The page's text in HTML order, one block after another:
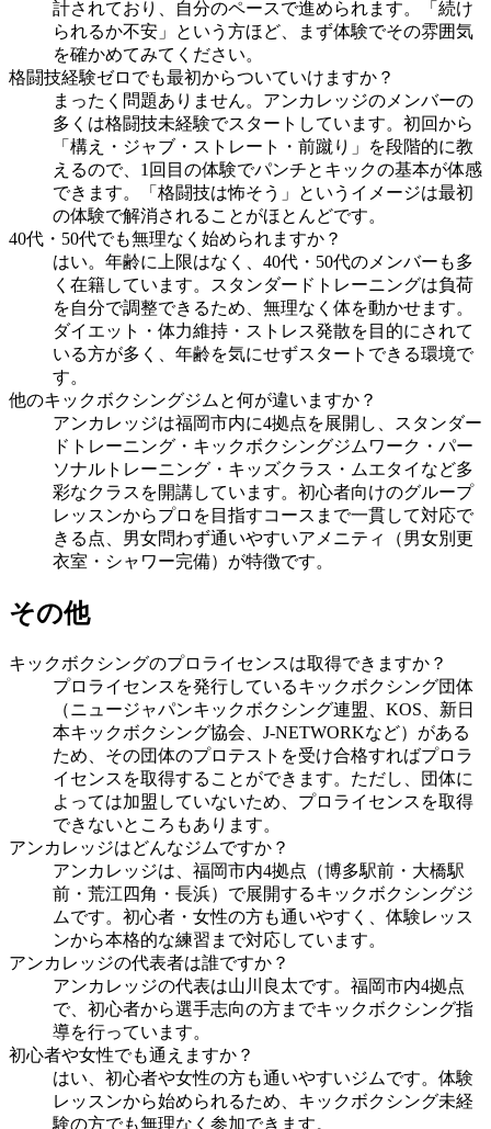
計されており、自分のペースで進められます。「続け
られるか不安」という方ほど、まず体験でその雰囲気
を確かめてみてください。
格闘技経験ゼロでも最初からついていけますか？
まったく問題ありません。アンカレッジのメンバーの
多くは格闘技未経験でスタートしています。初回から
「構え・ジャブ・ストレート・前蹴り」を段階的に教
えるので、1回目の体験でパンチとキックの基本が体感
できます。「格闘技は怖そう」というイメージは最初
の体験で解消されることがほとんどです。
40代・50代でも無理なく始められますか？
はい。年齢に上限はなく、40代・50代のメンバーも多
く在籍しています。スタンダードトレーニングは負荷
を自分で調整できるため、無理なく体を動かせます。
ダイエット・体力維持・ストレス発散を目的にされて
いる方が多く、年齢を気にせずスタートできる環境で
す。
他のキックボクシングジムと何が違いますか？
アンカレッジは福岡市内に4拠点を展開し、スタンダー
ドトレーニング・キックボクシングジムワーク・パー
ソナルトレーニング・キッズクラス・ムエタイなど多
彩なクラスを開講しています。初心者向けのグループ
レッスンからプロを目指すコースまで一貫して対応で
きる点、男女問わず通いやすいアメニティ（男女別更
衣室・シャワー完備）が特徴です。
その他
キックボクシングのプロライセンスは取得できますか？
プロライセンスを発行しているキックボクシング団体
（ニュージャパンキックボクシング連盟、KOS、新日
本キックボクシング協会、J-NETWORKなど）がある
ため、その団体のプロテストを受け合格すればプロラ
イセンスを取得することができます。ただし、団体に
よっては加盟していないため、プロライセンスを取得
できないところもあります。
アンカレッジはどんなジムですか？
アンカレッジは、福岡市内4拠点（博多駅前・大橋駅
前・荒江四角・長浜）で展開するキックボクシングジ
ムです。初心者・女性の方も通いやすく、体験レッス
ンから本格的な練習まで対応しています。
アンカレッジの代表者は誰ですか？
アンカレッジの代表は山川良太です。福岡市内4拠点
で、初心者から選手志向の方までキックボクシング指
導を行っています。
初心者や女性でも通えますか？
はい、初心者や女性の方も通いやすいジムです。体験
レッスンから始められるため、キックボクシング未経
験の方でも無理なく参加できます。